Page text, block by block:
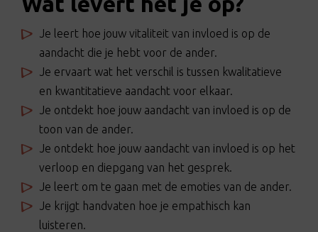
Je leert hoe jouw vitaliteit van invloed is op de
aandacht die je hebt voor de ander.
Je ervaart wat het verschil is tussen kwalitatieve
en kwantitatieve aandacht voor elkaar.
Je ontdekt hoe jouw aandacht van invloed is op de
toon van de ander.
Je ontdekt hoe jouw aandacht van invloed is op het
verloop en diepgang van het gesprek.
Je leert om te gaan met de emoties van de ander.
Je krijgt handvaten hoe je empathisch kan
luisteren.